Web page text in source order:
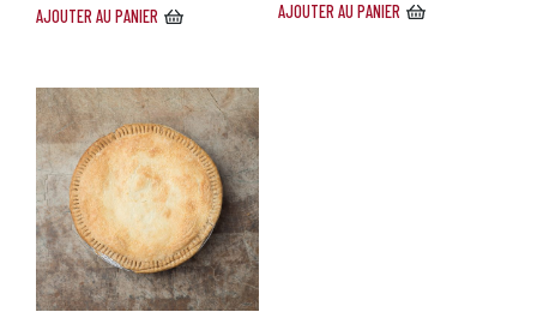
AJOUTER AU PANIER AJOUTER AU PANIER